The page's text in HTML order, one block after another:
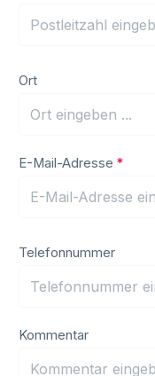
Ort
E-Mail-Adresse *
Telefonnummer
Kommentar